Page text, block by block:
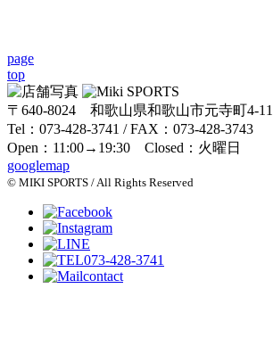
page
top
〒640-8024 和歌山県和歌山市元寺町4-11
Tel：073-428-3741 / FAX：073-428-3743
Open：11:00→19:30 Closed：火曜日
googlemap
© MIKI SPORTS / All Rights Reserved
073-428-3741
contact